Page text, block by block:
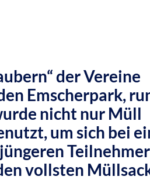
der Vereine
Emscherpark,
nicht nur Müll
um sich bei
vollsten